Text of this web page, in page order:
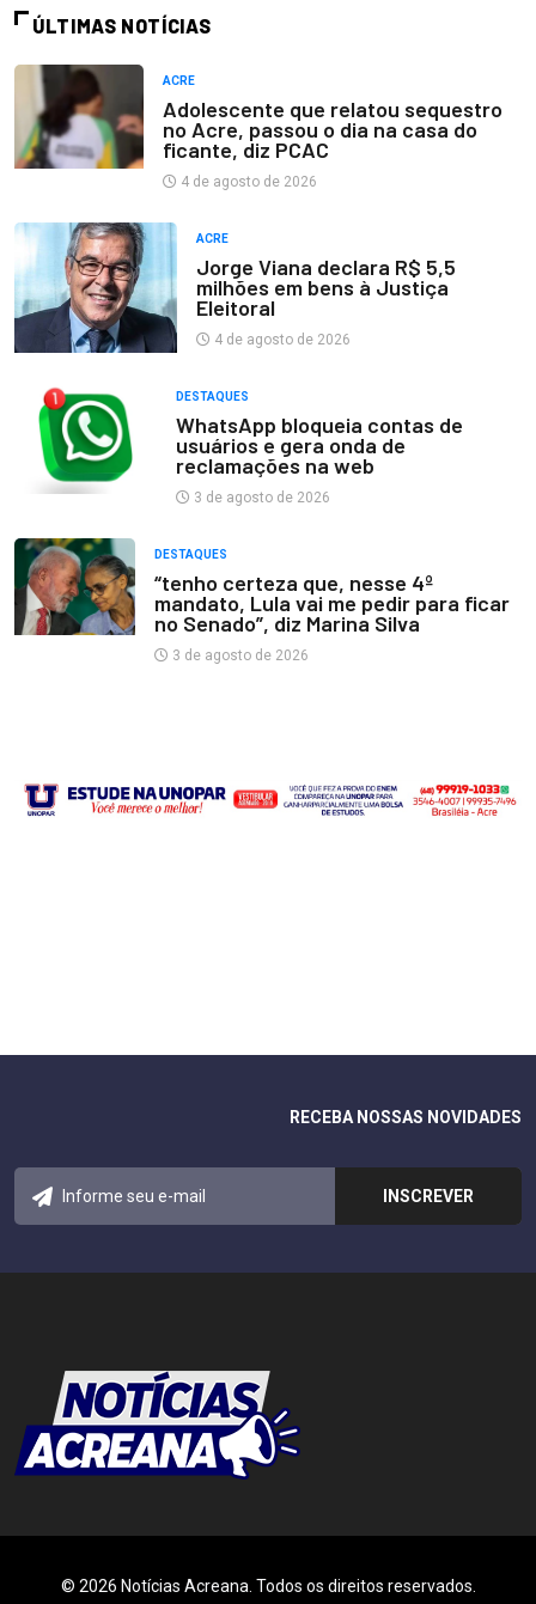
ÚLTIMAS NOTÍCIAS
ACRE
Adolescente que relatou sequestro
no Acre, passou o dia na casa do
ficante, diz PCAC
4 de agosto de 2026
ACRE
Jorge Viana declara R$ 5,5
milhões em bens à Justiça
Eleitoral
4 de agosto de 2026
DESTAQUES
WhatsApp bloqueia contas de
usuários e gera onda de
reclamações na web
3 de agosto de 2026
DESTAQUES
“tenho certeza que, nesse 4º
mandato, Lula vai me pedir para ficar
no Senado”, diz Marina Silva
3 de agosto de 2026
RECEBA NOSSAS NOVIDADES
© 2026 Notícias Acreana. Todos os direitos reservados.